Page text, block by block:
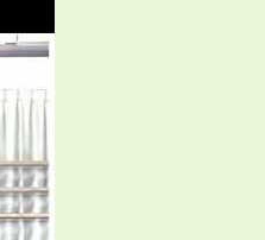
・ダンス
ロウィン
さこい
・
民謡
火・親子